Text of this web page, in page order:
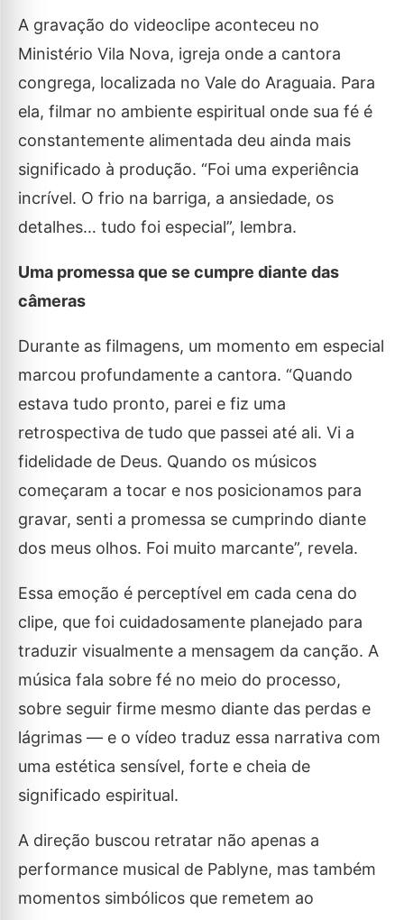
A gravação do videoclipe aconteceu no
Ministério Vila Nova, igreja onde a cantora
congrega, localizada no Vale do Araguaia. Para
ela, filmar no ambiente espiritual onde sua fé é
constantemente alimentada deu ainda mais
significado à produção. “Foi uma experiência
incrível. O frio na barriga, a ansiedade, os
detalhes… tudo foi especial”, lembra.
Uma promessa que se cumpre diante das
câmeras
Durante as filmagens, um momento em especial
marcou profundamente a cantora. “Quando
estava tudo pronto, parei e fiz uma
retrospectiva de tudo que passei até ali. Vi a
fidelidade de Deus. Quando os músicos
começaram a tocar e nos posicionamos para
gravar, senti a promessa se cumprindo diante
dos meus olhos. Foi muito marcante”, revela.
Essa emoção é perceptível em cada cena do
clipe, que foi cuidadosamente planejado para
traduzir visualmente a mensagem da canção. A
música fala sobre fé no meio do processo,
sobre seguir firme mesmo diante das perdas e
lágrimas — e o vídeo traduz essa narrativa com
uma estética sensível, forte e cheia de
significado espiritual.
A direção buscou retratar não apenas a
performance musical de Pablyne, mas também
momentos simbólicos que remetem ao